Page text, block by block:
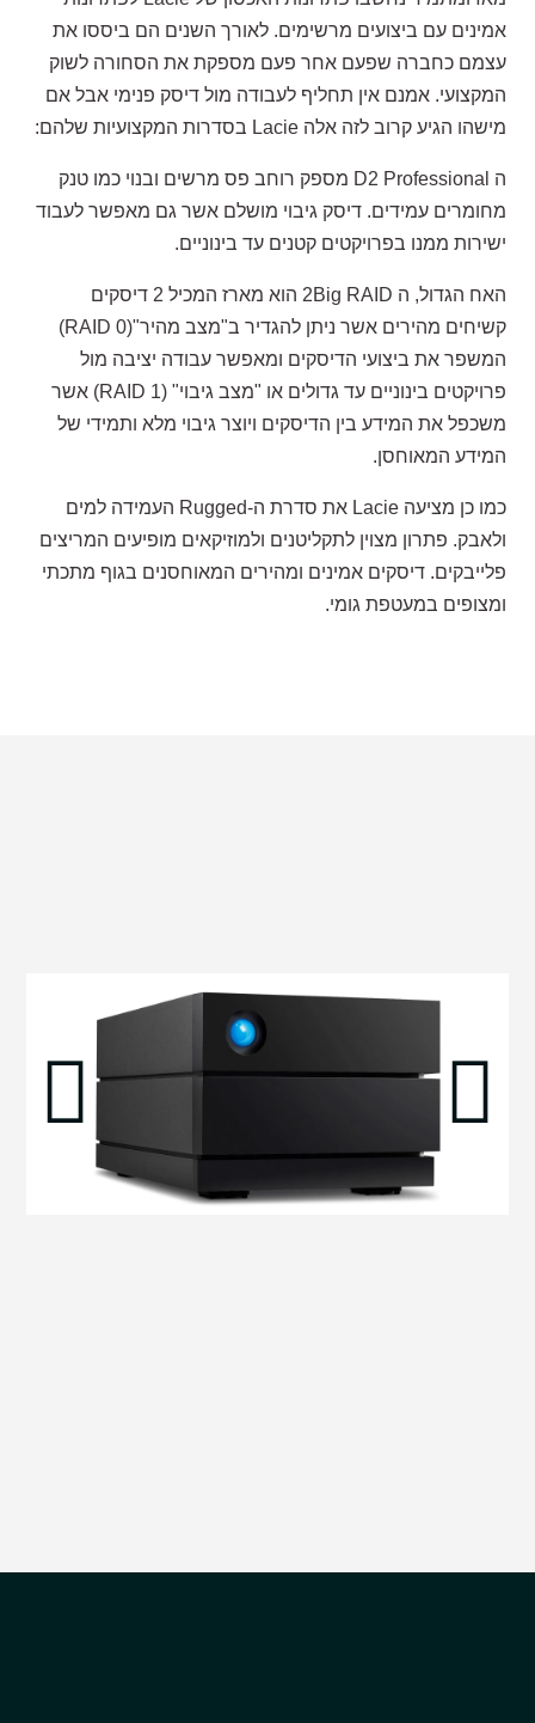
אמינים עם ביצועים מרשימים. לאורך השנים הם ביססו את
עצמם כחברה שפעם אחר פעם מספקת את הסחורה לשוק
המקצועי. אמנם אין תחליף לעבודה מול דיסק פנימי אבל אם
מישהו הגיע קרוב לזה אלה
בסדרות המקצועיות שלהם:
ה Professional
מספק רוחב פס מרשים ובנוי כמו טנק
מחומרים עמידים. דיסק גיבוי מושלם אשר גם מאפשר לעבוד
ישירות ממנו בפרויקטים קטנים עד בינוניים.
האח הגדול, ה
הוא מארז המכיל 2 דיסקים
קשיחים מהירים אשר ניתן להגדיר ב"מצב מהיר"(RAID 0)
המשפר את ביצועי הדיסקים ומאפשר עבודה יציבה מול
פרויקטים בינוניים עד גדולים או "מצב גיבוי" (
RAID 1)
אשר
משכפל את המידע בין הדיסקים ויוצר גיבוי מלא ותמידי של
המידע המאוחסן.
כמו כן מציעה את סדרת ה-Rugged
העמידה למים
ולאבק. פתרון מצוין לתקליטנים ולמוזיקאים מופיעים המריצים
פלייבקים. דיסקים אמינים ומהירים המאוחסנים בגוף מתכתי
ומצופים במעטפת גומי.